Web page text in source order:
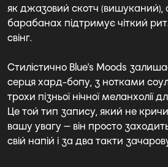
як джазовий скотч (вишуканий),
барабанах підтримує чіткий
свінг.
Стилістично Blue's Moods
серця хард-бопу, з нотками
трохи пізньої нічної меланхолії
Це той тип запису, який не
вашу увагу — він просто
свій напій і за два такти